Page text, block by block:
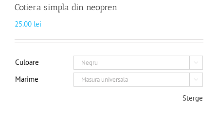
Cotiera simpla din neopren
25.00 lei
Culoare 
Marime 
Sterge